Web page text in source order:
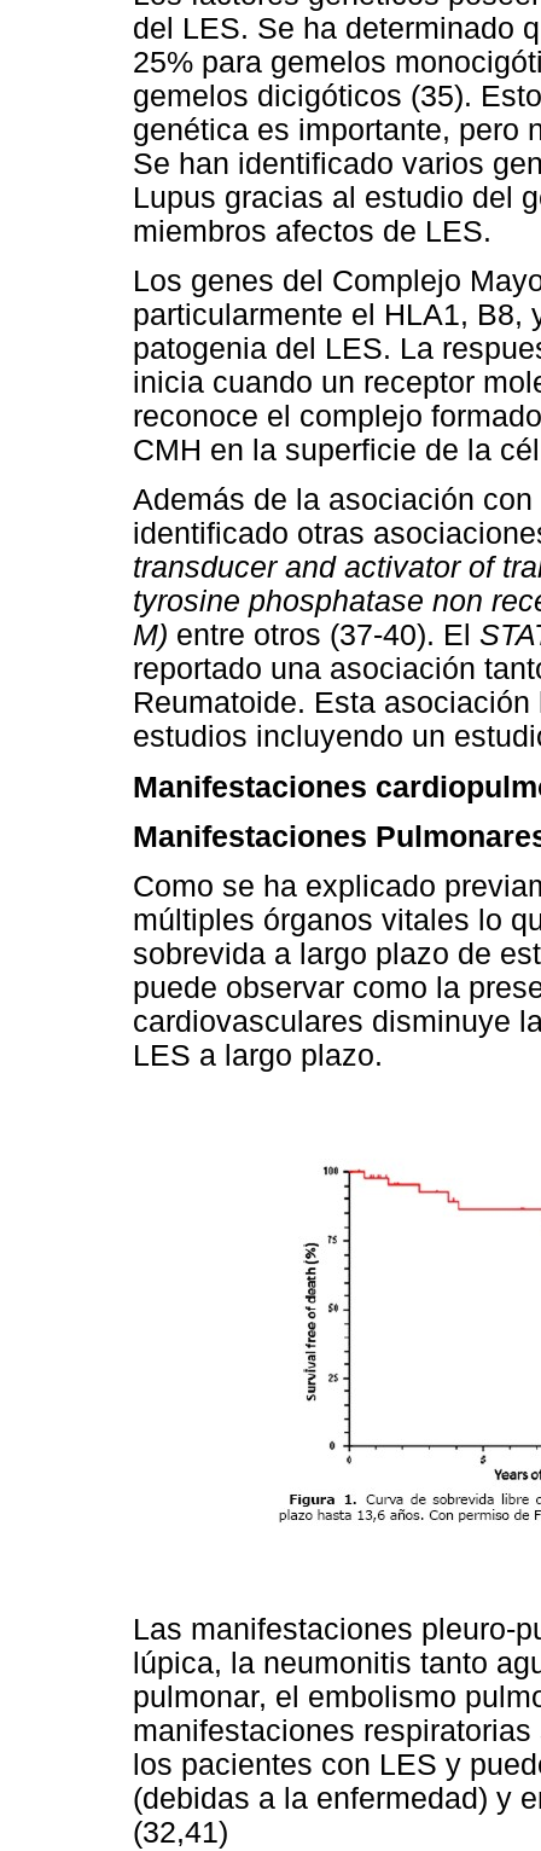
del LES. Se ha determinado
25% para gemelos
gemelos dicigóticos (35).
genética es importante, pero
Se han identificado varios
Lupus gracias al estudio del
miembros afectos de LES.
Los genes del Complejo
particularmente el HLA1, B8,
patogenia del LES. La
inicia cuando un receptor
reconoce el complejo
CMH en la superficie de la
Además de la asociación
identificado otras
transducer and activator of
tyrosine phosphatase non
M) entre otros (37-40). El
reportado una asociación
Reumatoide. Esta
estudios incluyendo un
Manifestaciones
Manifestaciones
Como se ha explicado
múltiples órganos vitales lo
sobrevida a largo plazo de
puede observar como la
cardiovasculares disminuye
LES a largo plazo.
Las manifestaciones pleuro-
lúpica, la neumonitis tanto
pulmonar, el embolismo
manifestaciones
los pacientes con LES y
(debidas a la enfermedad) y
(32,41)